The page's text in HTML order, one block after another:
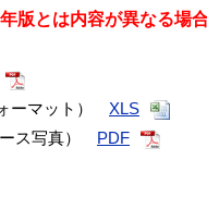
版とは内容が異なる場
ーマット） XLS
ス写真） PDF